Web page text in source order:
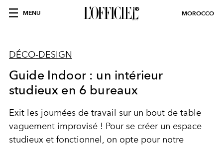
MENU MOROCCO
DÉCO-DESIGN
Guide Indoor : un intérieur
studieux en 6 bureaux
Exit les journées de travail sur un bout de table
vaguement improvisé ! Pour se créer un espace
studieux et fonctionnel, on opte pour notre